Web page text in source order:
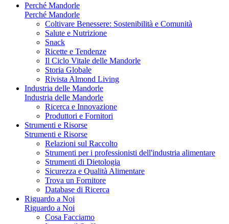
Perché Mandorle
Perché Mandorle
Coltivare Benessere: Sostenibilità e Comunità
Salute e Nutrizione
Snack
Ricette e Tendenze
Il Ciclo Vitale delle Mandorle
Storia Globale
Rivista Almond Living
Industria delle Mandorle
Industria delle Mandorle
Ricerca e Innovazione
Produttori e Fornitori
Strumenti e Risorse
Strumenti e Risorse
Relazioni sul Raccolto
Strumenti per i professionisti dell'industria alimentare
Strumenti di Dietologia
Sicurezza e Qualità Alimentare
Trova un Fornitore
Database di Ricerca
Riguardo a Noi
Riguardo a Noi
Cosa Facciamo